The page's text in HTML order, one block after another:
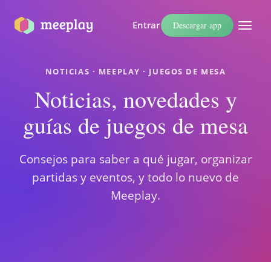
Entrar Descargar app
NOTICIAS · MEEPLAY · JUEGOS DE MESA
Noticias, novedades y
guías de juegos de mesa
Consejos para saber a qué jugar, organizar
partidas y eventos, y todo lo nuevo de
Meeplay.